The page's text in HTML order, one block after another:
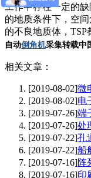
工作中存在一定的
的地质条件下，空
的不良地质体，
自动倒角机采集转载中
相关文章：
[2019-08-02]微
[2019-08-02]电
[2019-07-26]端
[2019-07-26]处
[2019-07-22]孔
[2019-07-22]船
[2019-07-16]阵
[2019-07-16]印